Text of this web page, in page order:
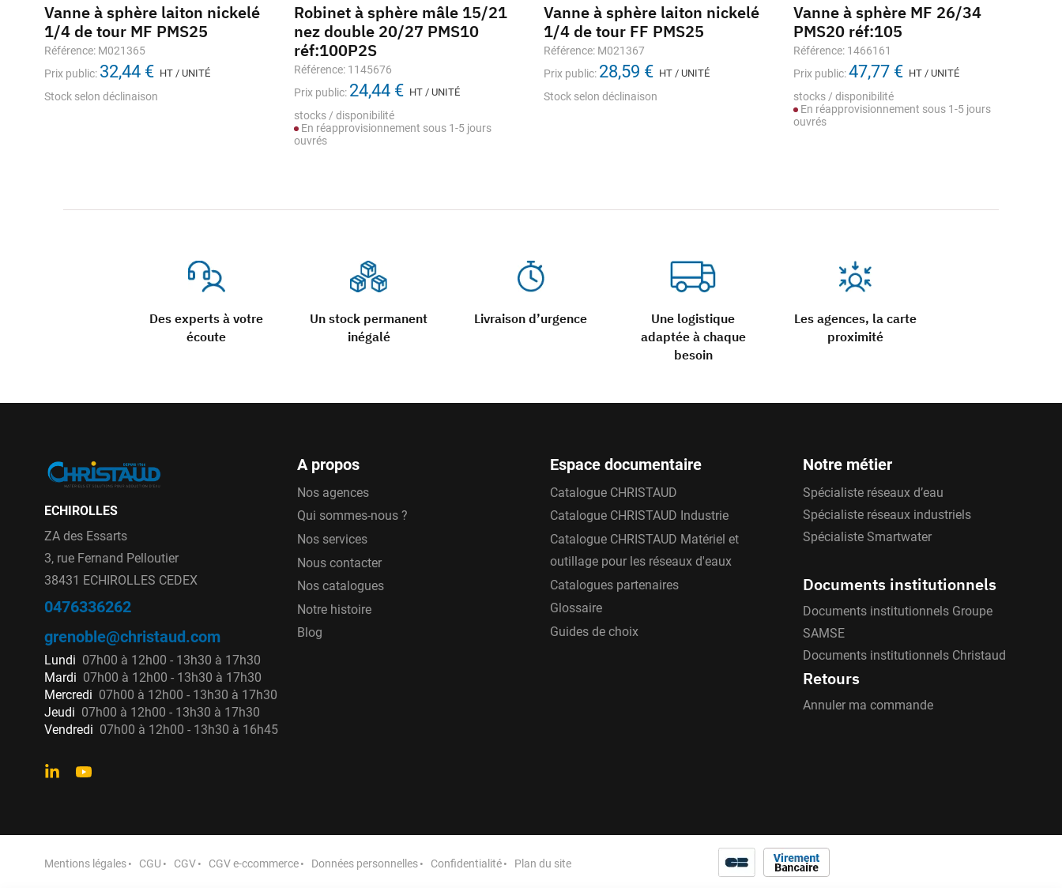
Des experts à votre
écoute
Un stock permanent
inégalé
Livraison d’urgence
Une logistique
adaptée à chaque
besoin
Les agences, la carte
proximité
Vanne à sphère laiton nickelé
1/4 de tour MF PMS25
Référence: M021365
Prix public: 32,44 € HT / UNITÉ
Stock selon déclinaison
Robinet à sphère mâle 15/21
nez double 20/27 PMS10
réf:100P2S
Référence: 1145676
Prix public: 24,44 € HT / UNITÉ
stocks / disponibilité
En réapprovisionnement sous 1-5 jours
ouvrés
Vanne à sphère laiton nickelé
1/4 de tour FF PMS25
Référence: M021367
Prix public: 28,59 € HT / UNITÉ
Stock selon déclinaison
Vanne à sphère MF 26/34
PMS20 réf:105
Référence: 1466161
Prix public:47,77 € HT / UNITÉ
stocks / disponibilité
En réapprovisionnement sous 1-5 jours
ouvrés
ECHIROLLES
ZA des Essarts
3, rue Fernand Pelloutier
38431 ECHIROLLES CEDEX
0476336262
grenoble@christaud.com
Lundi 07h00 à 12h00 - 13h30 à 17h30
Mardi 07h00 à 12h00 - 13h30 à 17h30
Mercredi 07h00 à 12h00 - 13h30 à 17h30
Jeudi 07h00 à 12h00 - 13h30 à 17h30
Vendredi 07h00 à 12h00 - 13h30 à 16h45
A propos
Nos agences
Qui sommes-nous ?
Nos services
Nous contacter
Nos catalogues
Notre histoire
Blog
Espace documentaire
Catalogue CHRISTAUD
Catalogue CHRISTAUD Industrie
Catalogue CHRISTAUD Matériel et
outillage pour les réseaux d'eaux
Catalogues partenaires
Glossaire
Guides de choix
Notre métier
Spécialiste réseaux d’eau
Spécialiste réseaux industriels
Spécialiste Smartwater
Documents institutionnels
Documents institutionnels Groupe
SAMSE
Documents institutionnels Christaud
Retours
Annuler ma commande
Mentions légales CGU CGV CGV e-ccommerce Données personnelles Confidentialité Plan du site